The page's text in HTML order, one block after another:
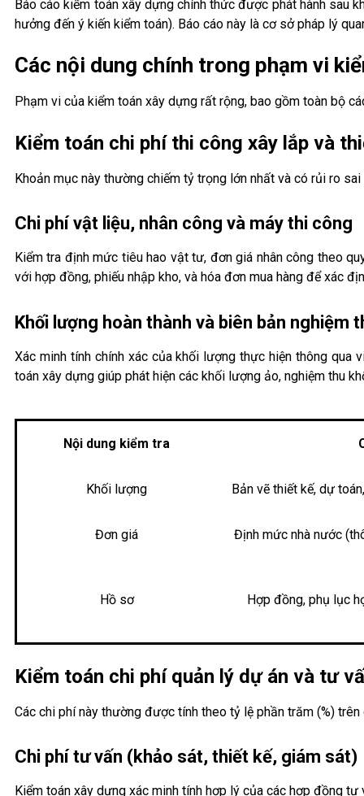
Báo cáo kiểm toán xây dựng chính thức được phát hành
hưởng đến ý kiến kiểm toán). Báo cáo này là cơ sở pháp lý
Các nội dung chính trong phạm vi
Phạm vi của kiểm toán xây dựng rất rộng, bao gồm toàn bộ
Kiểm toán chi phí thi công xây lắp và
Khoản mục này thường chiếm tỷ trọng lớn nhất và có rủi ro
Chi phí vật liệu, nhân công và máy thi công
Kiểm tra định mức tiêu hao vật tư, đơn giá nhân công theo
với hợp đồng, phiếu nhập kho, và hóa đơn mua hàng để xác
Khối lượng hoàn thành và biên bản nghiệm
Xác minh tính chính xác của khối lượng thực hiện thông
toán xây dựng giúp phát hiện các khối lượng ảo, nghiệm thu
Nội dung kiểm tra
Khối lượng Bản vẽ thiết kế, dự
Đơn giá Định mức nhà nước
Hồ sơ Hợp đồng, phụ lục
Kiểm toán chi phí quản lý dự án và tư
Các chi phí này thường được tính theo tỷ lệ phần trăm (%)
Chi phí tư vấn (khảo sát, thiết kế, giám sát)
Kiểm toán xây dựng xác minh tính hợp lý của các hợp đồng